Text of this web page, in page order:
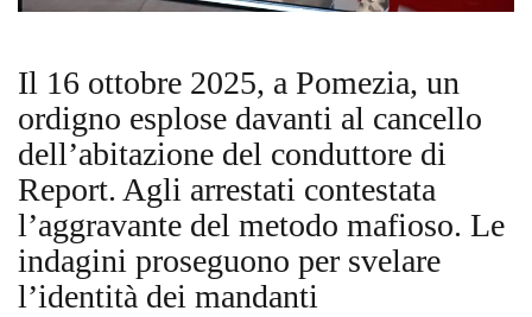
Il 16 ottobre 2025, a Pomezia, un
ordigno esplose davanti al cancello
dell’abitazione del conduttore di
Report. Agli arrestati contestata
l’aggravante del metodo mafioso. Le
indagini proseguono per svelare
l’identità dei mandanti